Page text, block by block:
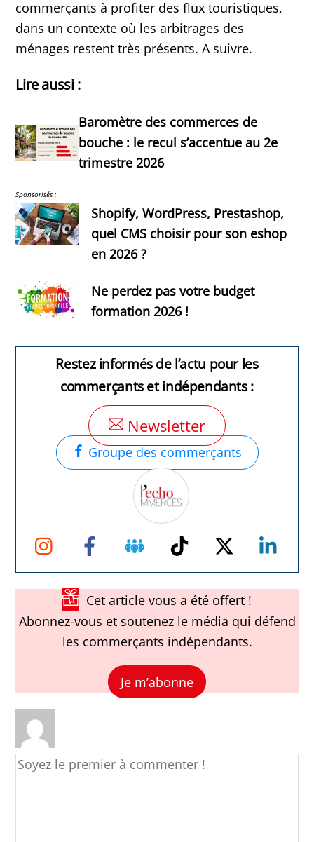
commerçants à profiter des flux touristiques,
dans un contexte où les arbitrages des
ménages restent très présents. A suivre.
Lire aussi :
Baromètre des commerces de
bouche : le recul s’accentue au 2e
trimestre 2026
Sponsorisés :
Shopify, WordPress, Prestashop,
quel CMS choisir pour son eshop
en 2026 ?
Ne perdez pas votre budget
formation 2026 !
Restez informés de l’actu pour les
commerçants et indépendants :
Newsletter
Groupe des commerçants
Instagram Facebook Groupe
Facebook
TikTok Twitter
Cet article vous a été offert !
Abonnez-vous et soutenez le média qui défend
les commerçants indépendants.
Je m’abonne